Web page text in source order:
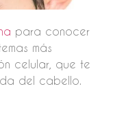
para conocer
más
celular, que te
del cabello.